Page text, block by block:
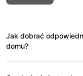
Jak dobrać
domu?